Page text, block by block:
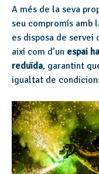
A més de la seva
seu compromís amb
es disposa de servei
així com d’un espai
reduïda, garantint
igualtat de